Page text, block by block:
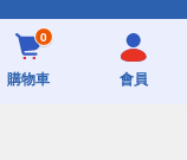
0
購物車 會員